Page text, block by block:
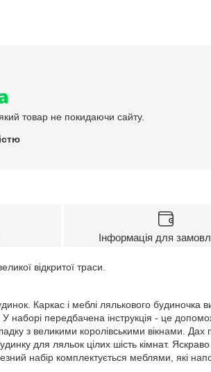
товар не покидаючи сайту.
Інформація для
відкритої траси.
Каркас і меблі лялькового будиночка
У наборі передбачена інструкція - це
з великими королівськими вікнами. Дах
для ляльок цілих шість кімнат.
набір комплектується меблями, які